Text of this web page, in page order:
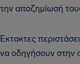
την αποζημίωσή
Έκτακτες
να οδηγήσουν στην